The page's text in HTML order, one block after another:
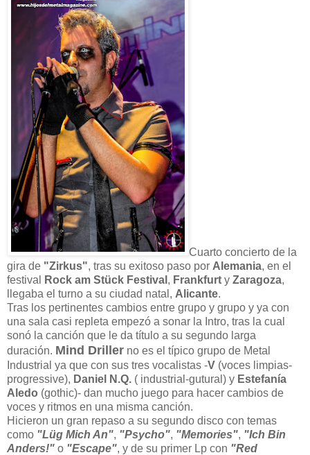
Cuarto concierto de la
gira de "Zirkus", tras su exitoso paso por Alemania, en el
festival
Rock am Stück Festival , Frankfurt y Zaragoza,
llegaba el turno a su ciudad natal, Alicante.
Tras los pertinentes cambios entre grupo y grupo y ya con
una sala casi repleta empezó a sonar la Intro, tras la cual
sonó la canción que le da título a su segundo larga
duración. Mind Driller no es el típico grupo de Metal
Industrial ya que con sus tres vocalistas -V (voces limpias-
progressive), Daniel N.Q. ( industrial-gutural) y Estefanía
Aledo (gothic)- dan mucho juego para hacer cambios de
voces y ritmos en una misma canción.
Hicieron un gran repaso a su segundo disco con temas
como "Lüg Mich An", "Psycho", "Memories", "Ich Bin
Anders!" o "Escape", y de su primer Lp con "Red